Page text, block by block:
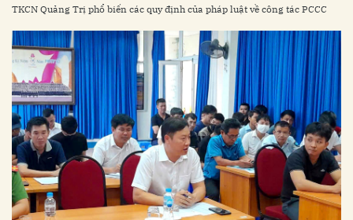
TKCN Quảng Trị phổ biến các quy định của pháp luật về công tác PCCC